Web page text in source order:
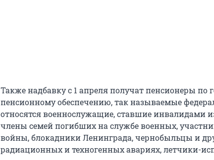
Также надбавку с 1 апреля получат пенсионеры по
пенсионному обеспечению, так называемые
относятся военнослужащие, ставшие инвалидами
члены семей погибших на службе военных,
войны, блокадники Ленинграда, чернобыльцы и
радиационных и техногенных авариях, летчики-